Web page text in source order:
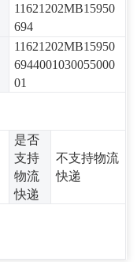
11621202MB15950
694
11621202MB15950
6944001030055000
01
是否
支持
物流
快递
不支持物流
快递